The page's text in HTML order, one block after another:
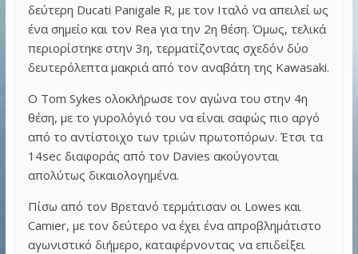
δεύτερη Ducati Panigale R, με τον Ιταλό να απειλεί ως
ένα σημείο και τον Rea για την 2η θέση. Όμως, τελικά
περιορίστηκε στην 3η, τερματίζοντας σχεδόν δύο
δευτερόλεπτα μακριά από τον αναβάτη της Kawasaki.
Ο Tom Sykes ολοκλήρωσε τον αγώνα του στην 4η
θέση, με το γυρολόγιό του να είναι σαφώς πιο αργό
από το αντίστοιχο των τριών πρωτοπόρων. Έτσι τα
14sec διαφοράς από τον Davies ακούγονται
απολύτως δικαιολογημένα.
Πίσω από τον Βρετανό τερμάτισαν οι Lowes και
Camier, με τον δεύτερο να έχει ένα απροβλημάτιστο
αγωνιστικό διήμερο, καταφέρνοντας να επιδείξει